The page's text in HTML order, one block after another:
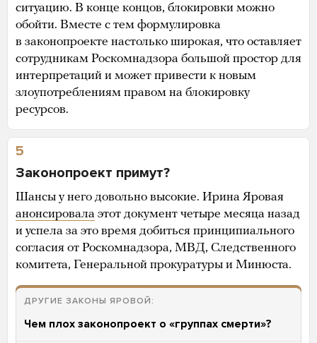
ситуацию. В конце концов, блокировки можно
обойти. Вместе с тем формулировка
в законопроекте настолько широкая, что оставляет
сотрудникам Роскомнадзора большой простор для
интерпретаций и может привести к новым
злоупотреблениям правом на блокировку
ресурсов.
5
Законопроект примут?
Шансы у него довольно высокие. Ирина Яровая
анонсировала этот документ четыре месяца назад
и успела за это время добиться принципиального
согласия от Роскомнадзора, МВД, Следственного
комитета, Генеральной прокуратуры и Минюста.
ДРУГИЕ ЗАКОНЫ ЯРОВОЙ:
Чем плох законопроект о «группах смерти»?